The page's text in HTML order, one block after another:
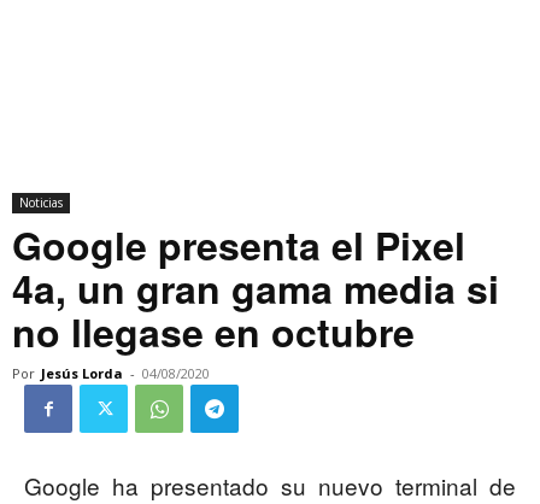
Noticias
Google presenta el Pixel
4a, un gran gama media si
no llegase en octubre
Por Jesús Lorda - 04/08/2020
Google ha presentado su nuevo terminal de